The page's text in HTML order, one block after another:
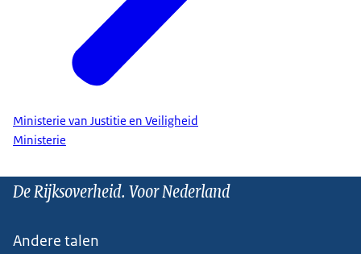
Ministerie van Justitie en Veiligheid
Ministerie
De Rijksoverheid. Voor Nederland
Andere talen